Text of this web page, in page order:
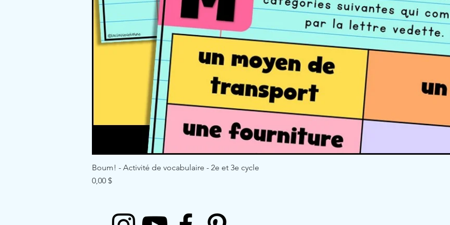
Boum! - Activité de vocabulaire - 2e et 3e cycle
Price
0,00 $